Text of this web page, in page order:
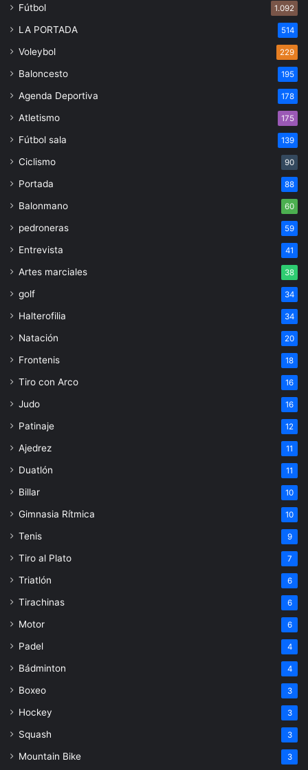
Fútbol 1.092
LA PORTADA 514
Voleybol 229
Baloncesto 195
Agenda Deportiva 178
Atletismo 175
Fútbol sala 139
Ciclismo 90
Portada 88
Balonmano 60
pedroneras 59
Entrevista 41
Artes marciales 38
golf 34
Halterofilia 34
Natación 20
Frontenis 18
Tiro con Arco 16
Judo 16
Patinaje 12
Ajedrez 11
Duatlón 11
Billar 10
Gimnasia Rítmica 10
Tenis 9
Tiro al Plato 7
Triatlón 6
Tirachinas 6
Motor 6
Padel 4
Bádminton 4
Boxeo 3
Hockey 3
Squash 3
Mountain Bike 3